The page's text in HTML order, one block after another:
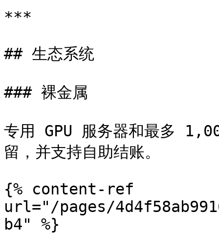
***
## 生态系统
### 裸金属
专用 GPU 服务器和最多
留，并支持自助结账。
{% content-ref
url="/pages/
b4" %}